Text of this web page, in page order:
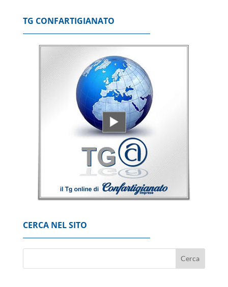
ridosso dei 77 punti base
Borsa: l'Europa chiude positiva, Francoforte
Borsa: Milano chiude piatta a +0,06%, in luce
'Possibili crepe nella fusoliera', Usa ordinano
ispezione sui Boeing 737 Max
Codacons, su primo esodo estivo stangata
8 Agosto 2026
TG CONFARTIGIANATO
CERCA NEL SITO